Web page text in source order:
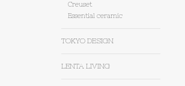
Creuset
Essential ceramic
TOKYO DESIGN
LENTA LIVING